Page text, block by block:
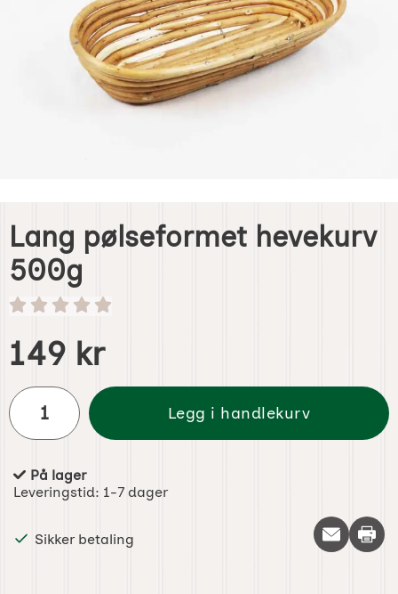
Lang pølseformet hevekurv
500g
Handle dette produktet, Lang pølseformet hevekurv 500g
pris
149 kr
antall
Legg i handlekurv
Produkttilgjengelighet:
På lager
Leveringstid: 1-7 dager
Sikker betaling Skriv